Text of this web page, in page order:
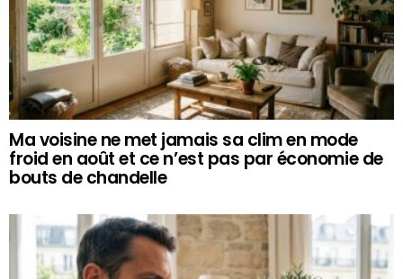
Ma voisine ne met jamais sa clim en mode
froid en août et ce n’est pas par économie de
bouts de chandelle